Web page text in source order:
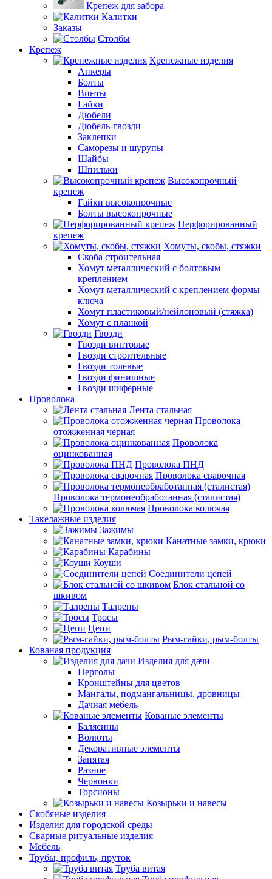
Крепеж для забора
Калитки
Заказы
Столбы
Крепеж
Крепежные изделия
Анкеры
Болты
Винты
Гайки
Дюбели
Дюбель-гвозди
Заклепки
Саморезы и шурупы
Шайбы
Шпильки
Высокопрочный
крепеж
Гайки высокопрочные
Болты высокопрочные
Перфорированный
крепеж
Хомуты, скобы, стяжки
Скоба строительная
Хомут металлический с болтовым
креплением
Хомут металлический с креплением формы
ключа
Хомут пластиковый/нейлоновый (стяжка)
Хомут с планкой
Гвозди
Гвозди винтовые
Гвозди строительные
Гвозди толевые
Гвозди финишные
Гвозди шиферные
Проволока
Лента стальная
Проволока
отожженная черная
Проволока
оцинкованная
Проволока ПНД
Проволока сварочная
Проволока термонеобработанная (сталистая)
Проволока колючая
Такелажные изделия
Зажимы
Канатные замки, крюки
Карабины
Коуши
Соединители цепей
Блок стальной со
шкивом
Талрепы
Тросы
Цепи
Рым-гайки, рым-болты
Кованая продукция
Изделия для дачи
Перголы
Кронштейны для цветов
Мангалы, подмангальницы, дровницы
Дачная мебель
Кованые элементы
Балясины
Волюты
Декоративные элементы
Запятая
Разное
Червонки
Торсионы
Козырьки и навесы
Скобяные изделия
Изделия для городской среды
Сварные ритуальные изделия
Мебель
Трубы, профиль, пруток
Труба витая